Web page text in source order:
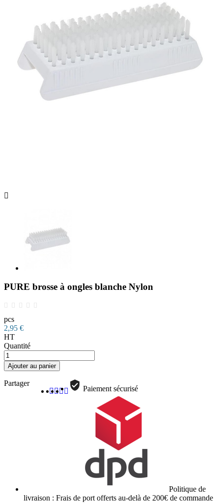

PURE brosse à ongles blanche Nylon
pcs
2,95 €
HT
Quantité
Ajouter au panier
Partager
Paiement sécurisé
Politique de
livraison : Frais de port offerts au-delà de 200€ de commande